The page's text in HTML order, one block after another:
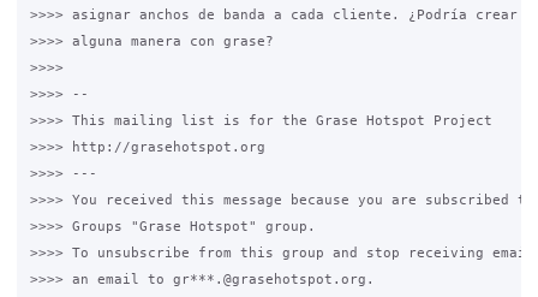
>>>> asignar anchos de banda a cada cliente. ¿Podría
>>>> alguna manera con grase?
>>>>
>>>> --
>>>> This mailing list is for the Grase Hotspot Project
>>>> http://grasehotspot.org
>>>> ---
>>>> You received this message because you are subscribed
>>>> Groups "Grase Hotspot" group.
>>>> To unsubscribe from this group and stop receiving
>>>> an email to gr***.@grasehotspot.org.